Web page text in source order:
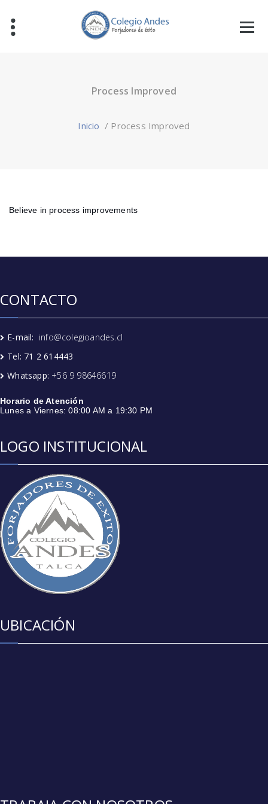
Process Improved
Inicio / Process Improved
Believe in process improvements
CONTACTO
E-mail: info@colegioandes.cl
Tel: 71 2 614443
Whatsapp: +56 9 98646619
Horario de Atención
Lunes a Viernes: 08:00 AM a 19:30 PM
LOGO INSTITUCIONAL
UBICACIÓN